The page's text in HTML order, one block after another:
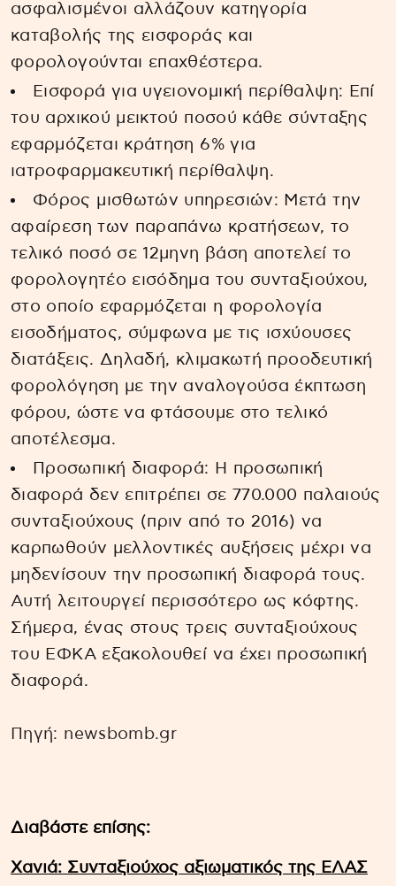
ασφαλισμένοι αλλάζουν κατηγορία
καταβολής της εισφοράς και
φορολογούνται επαχθέστερα.
Εισφορά για υγειονομική περίθαλψη: Επί
του αρχικού μεικτού ποσού κάθε σύνταξης
εφαρμόζεται κράτηση 6% για
ιατροφαρμακευτική περίθαλψη.
Φόρος μισθωτών υπηρεσιών: Μετά την
αφαίρεση των παραπάνω κρατήσεων, το
τελικό ποσό σε 12μηνη βάση αποτελεί το
φορολογητέο εισόδημα του συνταξιούχου,
στο οποίο εφαρμόζεται η φορολογία
εισοδήματος, σύμφωνα με τις ισχύουσες
διατάξεις. Δηλαδή, κλιμακωτή προοδευτική
φορολόγηση με την αναλογούσα έκπτωση
φόρου, ώστε να φτάσουμε στο τελικό
αποτέλεσμα.
Προσωπική διαφορά: Η προσωπική
διαφορά δεν επιτρέπει σε 770.000 παλαιούς
συνταξιούχους (πριν από το 2016) να
καρπωθούν μελλοντικές αυξήσεις μέχρι να
μηδενίσουν την προσωπική διαφορά τους.
Αυτή λειτουργεί περισσότερο ως κόφτης.
Σήμερα, ένας στους τρεις συνταξιούχους
του ΕΦΚΑ εξακολουθεί να έχει προσωπική
διαφορά.
Πηγή: newsbomb.gr
Διαβάστε επίσης:
Xανιά: Συνταξιούχος αξιωματικός της ΕΛΑΣ